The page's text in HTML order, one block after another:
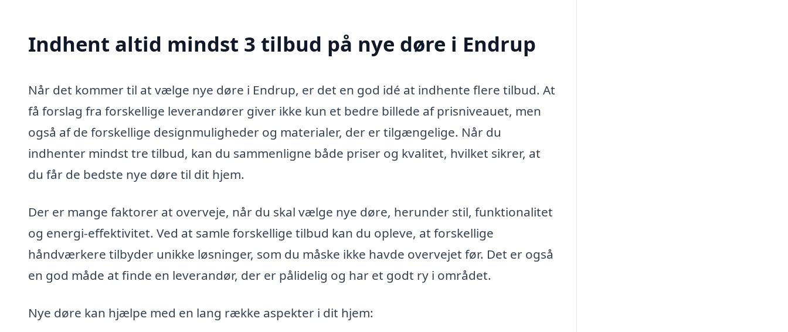
Indhent altid mindst 3 tilbud på nye døre i Endrup
Når det kommer til at vælge nye døre i Endrup, er det en god idé at indhente flere tilbud. At
få forslag fra forskellige leverandører giver ikke kun et bedre billede af prisniveauet, men
også af de forskellige designmuligheder og materialer, der er tilgængelige. Når du
indhenter mindst tre tilbud, kan du sammenligne både priser og kvalitet, hvilket sikrer, at
du får de bedste nye døre til dit hjem.
Der er mange faktorer at overveje, når du skal vælge nye døre, herunder stil, funktionalitet
og energi-effektivitet. Ved at samle forskellige tilbud kan du opleve, at forskellige
håndværkere tilbyder unikke løsninger, som du måske ikke havde overvejet før. Det er også
en god måde at finde en leverandør, der er pålidelig og har et godt ry i området.
Nye døre kan hjælpe med en lang række aspekter i dit hjem: